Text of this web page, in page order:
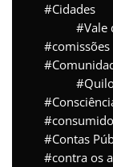
Cidades
Vale
comissões
Contas
contra os